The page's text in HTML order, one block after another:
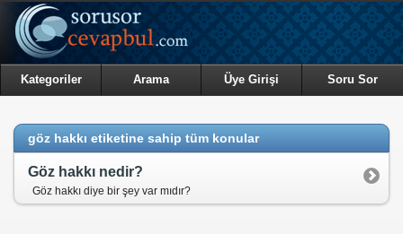
Kategoriler Arama Üye Girişi Soru Sor
göz hakkı etiketine sahip tüm konular
Göz hakkı nedir?
Göz hakkı diye bir şey var mıdır?